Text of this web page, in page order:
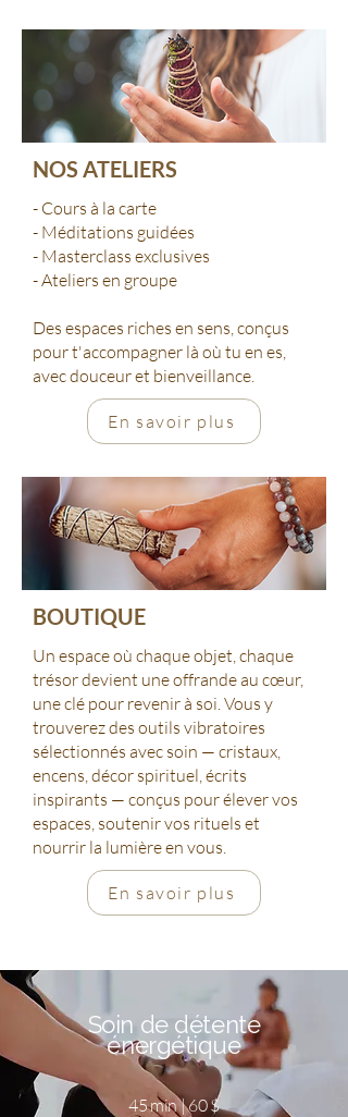
NOS ATELIERS
- Cours à la carte
- Méditations guidées
- Masterclass exclusives
- Ateliers en groupe
Des espaces riches en sens, conçus
pour t'accompagner là où tu en es,
avec douceur et bienveillance.
En savoir plus
BOUTIQUE
Un espace où chaque objet, chaque
trésor devient une offrande au cœur,
une clé pour revenir à soi. Vous y
trouverez des outils vibratoires
sélectionnés avec soin — cristaux,
encens, décor spirituel, écrits
inspirants — conçus pour élever vos
espaces, soutenir vos rituels et
nourrir la lumière en vous.
En savoir plus
Soin de détente
énergétique
45 min | 60 $